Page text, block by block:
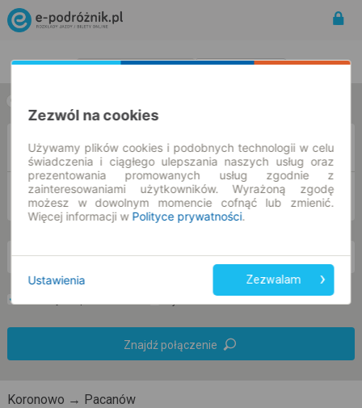
Z
DO
pt. 7 sie. -- : --
Znajdź połączenie
Koronowo → Pacanów
Zezwól na cookies
Używamy plików cookies i podobnych technologii w celu
świadczenia i ciągłego ulepszania naszych usług oraz
prezentowania promowanych usług zgodnie z
zainteresowaniami użytkowników. Wyrażoną zgodę
możesz w dowolnym momencie cofnąć lub zmienić.
Więcej informacji w Polityce prywatności.
Ustawienia Zezwalam